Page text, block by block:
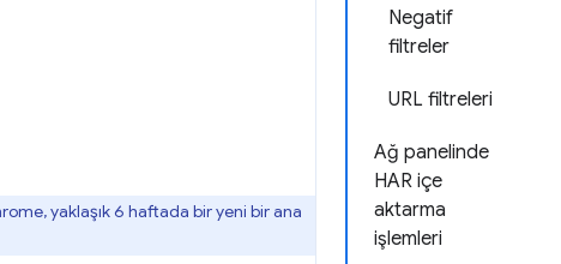
Negatif
filtreler
URL filtreleri
Ağ panelinde
HAR içe
aktarma
işlemleri
yaklaşık 6 haftada bir yeni bir ana